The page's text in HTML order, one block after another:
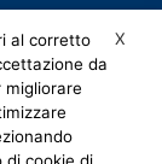
X
al corretto
da
migliorare
di cookie di